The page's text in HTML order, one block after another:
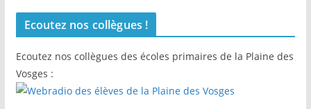
Ecoutez nos collègues !
Ecoutez nos collègues des écoles primaires de la Plaine des
Vosges :